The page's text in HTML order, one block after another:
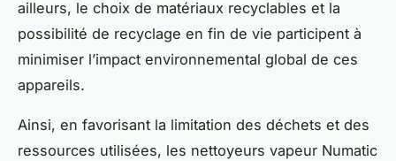
ailleurs, le choix de matériaux recyclables et la
possibilité de recyclage en fin de vie participent à
minimiser l’impact environnemental global de ces
appareils.
Ainsi, en favorisant la limitation des déchets et des
ressources utilisées, les nettoyeurs vapeur Numatic